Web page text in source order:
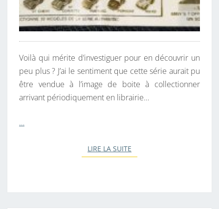
Voilà qui mérite d’investiguer pour en découvrir un
peu plus ? J’ai le sentiment que cette série aurait pu
être vendue à l’image de boite à collectionner
arrivant périodiquement en librairie…
…
LIRE LA SUITE